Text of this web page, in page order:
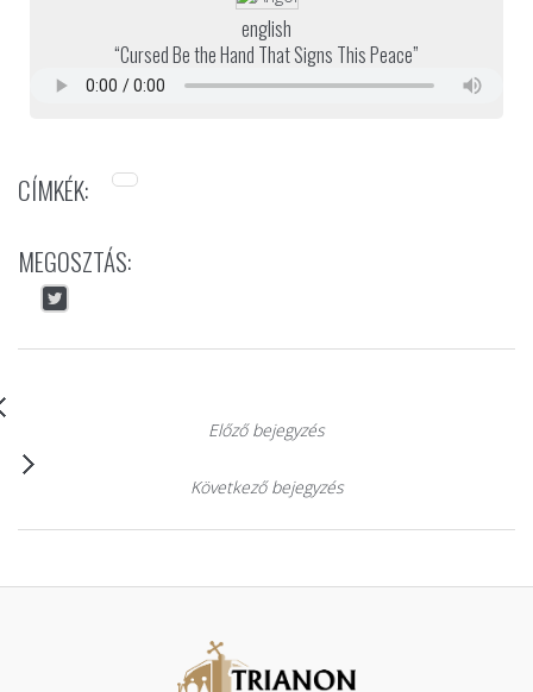
english
“Cursed Be the Hand That Signs This Peace”
CÍMKÉK:
MEGOSZTÁS:
Előző bejegyzés
Következő bejegyzés